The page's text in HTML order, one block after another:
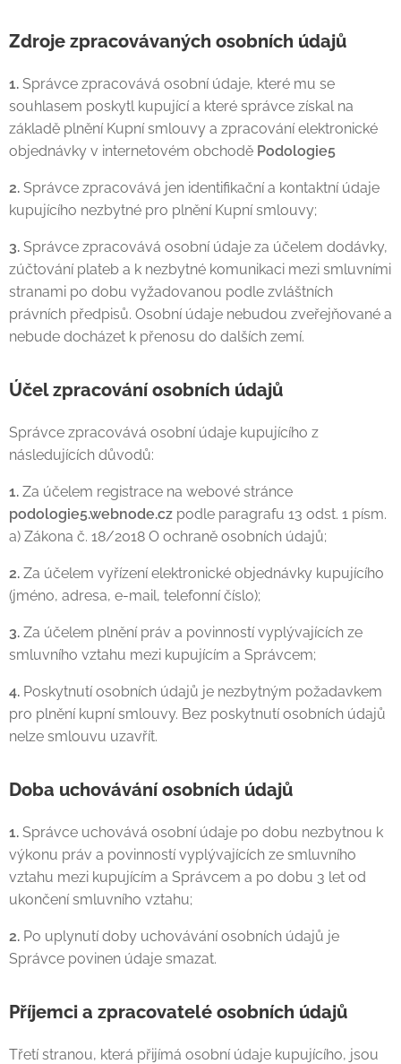
Zdroje zpracovávaných osobních údajů
1. Správce zpracovává osobní údaje, které mu se
souhlasem poskytl kupující a které správce získal na
základě plnění Kupní smlouvy a zpracování elektronické
objednávky v internetovém obchodě Podologie5
2. Správce zpracovává jen identifikační a kontaktní údaje
kupujícího nezbytné pro plnění Kupní smlouvy;
3. Správce zpracovává osobní údaje za účelem dodávky,
zúčtování plateb a k nezbytné komunikaci mezi smluvními
stranami po dobu vyžadovanou podle zvláštních
právních předpisů. Osobní údaje nebudou zveřejňované a
nebude docházet k přenosu do dalších zemí.
Účel zpracování osobních údajů
Správce zpracovává osobní údaje kupujícího z
následujících důvodů:
1. Za účelem registrace na webové stránce
podologie5.webnode.cz podle paragrafu 13 odst. 1 písm.
a) Zákona č. 18/2018 O ochraně osobních údajů;
2. Za účelem vyřízení elektronické objednávky kupujícího
(jméno, adresa, e-mail, telefonní číslo);
3. Za účelem plnění práv a povinností vyplývajících ze
smluvního vztahu mezi kupujícím a Správcem;
4. Poskytnutí osobních údajů je nezbytným požadavkem
pro plnění kupní smlouvy. Bez poskytnutí osobních údajů
nelze smlouvu uzavřít.
Doba uchovávání osobních údajů
1. Správce uchovává osobní údaje po dobu nezbytnou k
výkonu práv a povinností vyplývajících ze smluvního
vztahu mezi kupujícím a Správcem a po dobu 3 let od
ukončení smluvního vztahu;
2. Po uplynutí doby uchovávání osobních údajů je
Správce povinen údaje smazat.
Příjemci a zpracovatelé osobních údajů
Třetí stranou, která přijímá osobní údaje kupujícího, jsou